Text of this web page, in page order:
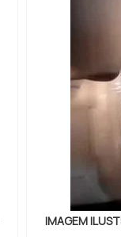
IMAGEM